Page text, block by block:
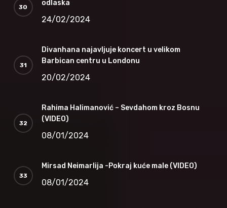
odlaska
24/02/2024
Divanhana najavljuje koncert u velikom
Barbican centru u Londonu
20/02/2024
Rahima Halimanović – Sevdahom kroz Bosnu
(VIDEO)
08/01/2024
Mirsad Neimarlija -Pokraj kuće male (VIDEO)
08/01/2024